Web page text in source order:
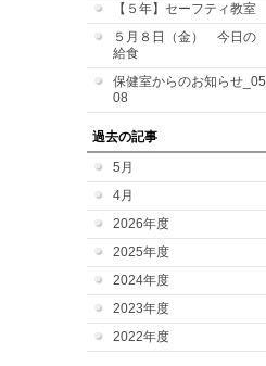
【５年】セーフティ教室
５月８日（金） 今日の
給食
保健室からのお知らせ_05
08
過去の記事
5月
4月
2026年度
2025年度
2024年度
2023年度
2022年度